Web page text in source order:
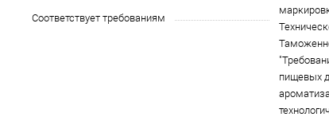
Соответствует требованиям
пищевых